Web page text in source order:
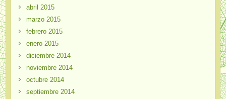
abril 2015
marzo 2015
febrero 2015
enero 2015
diciembre 2014
noviembre 2014
octubre 2014
septiembre 2014